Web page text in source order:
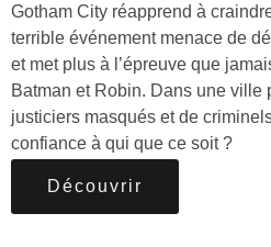
Gotham City réapprend à
terrible événement menace de
et met plus à l’épreuve que
Batman et Robin. Dans une ville
justiciers masqués et de
confiance à qui que ce soit ?
Découvrir